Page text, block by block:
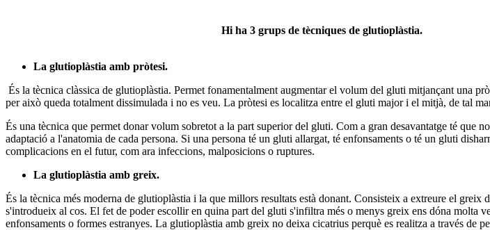
Hi ha 3 grups de tècniques de glutioplàstia.
La glutioplàstia amb pròtesi.
És la tècnica clàssica de glutioplàstia. Permet fonamentalment augmentar el volum del gluti mitjançant una
per això queda totalment dissimulada i no es veu. La pròtesi es localitza entre el gluti major i el mitjà, de tal
És una tècnica que permet donar volum sobretot a la part superior del gluti. Com a gran desavantatge té que
adaptació a l'anatomia de cada persona. Si una persona té un gluti allargat, té enfonsaments o té un gluti
complicacions en el futur, com ara infeccions, malposicions o ruptures.
La glutioplàstia amb greix.
És la tècnica més moderna de glutioplàstia i la que millors resultats està donant. Consisteix a extreure el
s'introdueix al cos. El fet de poder escollir en quina part del gluti s'infiltra més o menys greix ens dóna molta
enfonsaments o formes estranyes. La glutioplàstia amb greix no deixa cicatrius perquè es realitza a través de